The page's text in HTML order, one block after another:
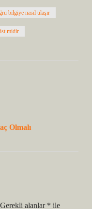
bilgiye nasıl ulaşır
midir
Olmalı
Gerekli alanlar * ile